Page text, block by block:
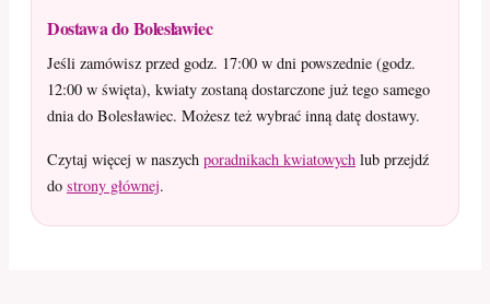
Dostawa do Bolesławiec
Jeśli zamówisz przed godz. 17:00 w dni powszednie (godz.
12:00 w święta), kwiaty zostaną dostarczone już tego samego
dnia do Bolesławiec. Możesz też wybrać inną datę dostawy.
Czytaj więcej w naszych poradnikach kwiatowych lub przejdź
do strony głównej.